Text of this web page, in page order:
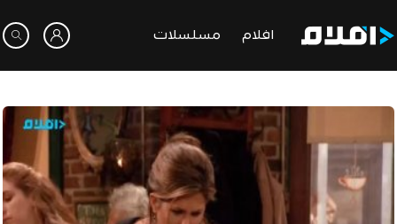
افلام مسلسلات